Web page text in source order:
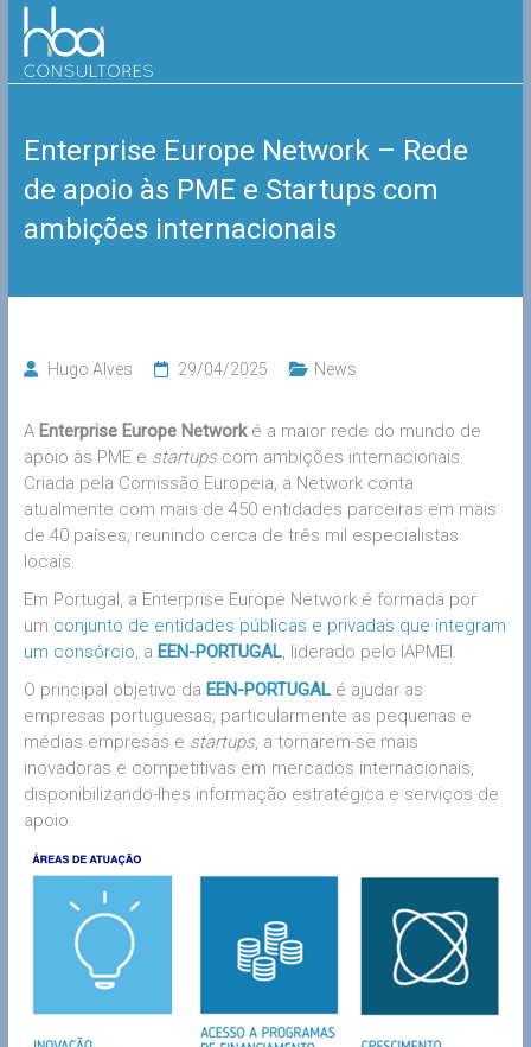
Skip
content
HBA
Consultores
Enterprise Europe Network – Rede
de apoio às PME e Startups com
ambições internacionais
Hugo Alves 29/04/2025 News
A Enterprise Europe Networké a maior rede do mundo de
apoio às PME e startupscom ambições internacionais.
Criada pela Comissão Europeia, a Network conta
atualmente com mais de 450 entidades parceiras em mais
de 40 países, reunindo cerca de três mil especialistas
locais.
Em Portugal, a Enterprise Europe Network é formada por
um conjunto de entidades públicas e privadas que integram
um consórcio, a EEN-PORTUGAL, liderado pelo IAPMEI.
O principal objetivo da EEN-PORTUGALé ajudar as
empresas portuguesas, particularmente as pequenas e
médias empresas e startups, a tornarem-se mais
inovadoras e competitivas em mercados internacionais,
disponibilizando-lhes informação estratégica e serviços de
apoio.